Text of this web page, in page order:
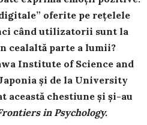
oferite pe rețelele
când utilizatorii sunt la
cealaltă parte a lumii?
Institute of Science and
și de la University
această chestiune și și-au
in Psychology.